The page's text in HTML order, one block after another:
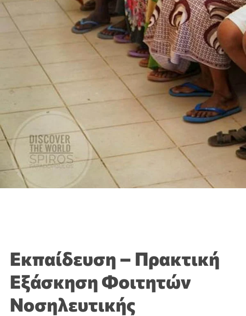
Εκπαίδευση – Πρακτική
Εξάσκηση Φοιτητών
Νοσηλευτικής